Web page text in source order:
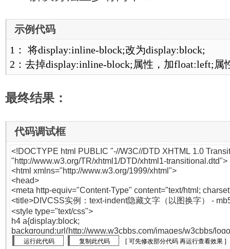
示例代码
1： 将display:inline-block;改为display:block;
2：去掉display:inline-block;属性，加float:left;属
最终结果：
代码调试框
[ 可先修改部分代码 再运行查看效果 ]